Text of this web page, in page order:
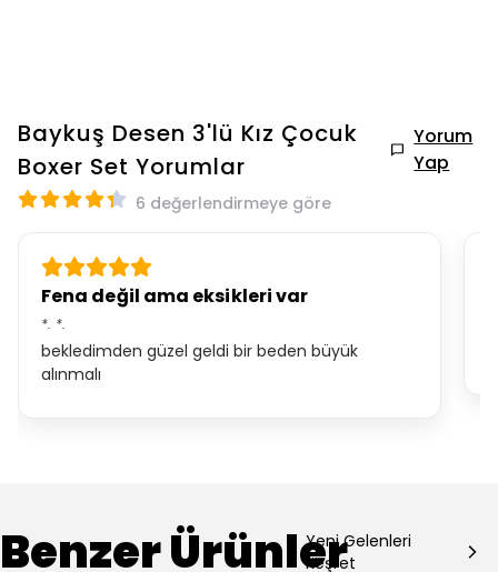
Baykuş Desen 3'lü Kız Çocuk
Boxer Set Yorumlar
Yorum
Yap
6 değerlendirmeye göre
Fena değil ama eksikleri var
*. *.
bekledimden güzel geldi bir beden büyük
alınmalı
Benzer ÜrünlerYeni Gelenleri
Keşfet